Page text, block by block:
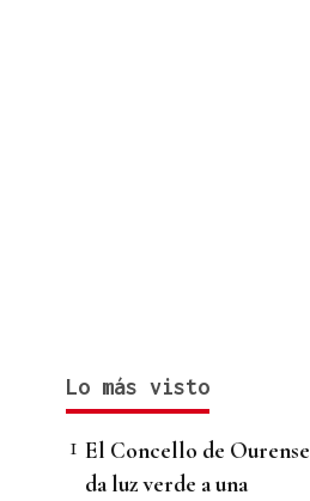
Lo más visto
El Concello de Ourense
da luz verde a una